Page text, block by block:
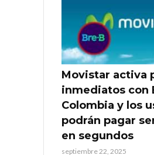
Movistar activa
inmediatos con
Colombia y los
podrán pagar
en segundos
septiembre 22, 2025